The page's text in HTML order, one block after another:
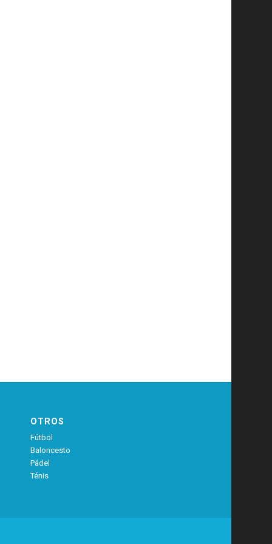
OTROS
Fútbol
Baloncesto
Pádel
Ténis